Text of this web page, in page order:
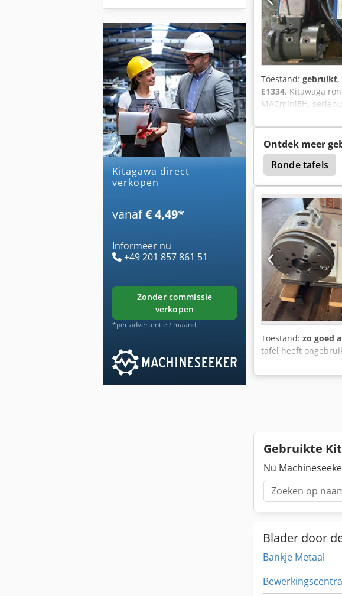
kitagawa direct
verkopen
vanaf€ 4,49*
Informeer nu
+49 201 857 861 51
zonder commissie
verkopen
*per advertentie / maand
Toestand: gebruikt,
E1334, Kitawaga
MACminiEH,
Ontdek meer
Ronde tafels
Buigen Flens
Toestand: zo goed
tafel heeft
Gebruikte
Nu
Blader door
Bankje Metaal
Bewerkingscentra